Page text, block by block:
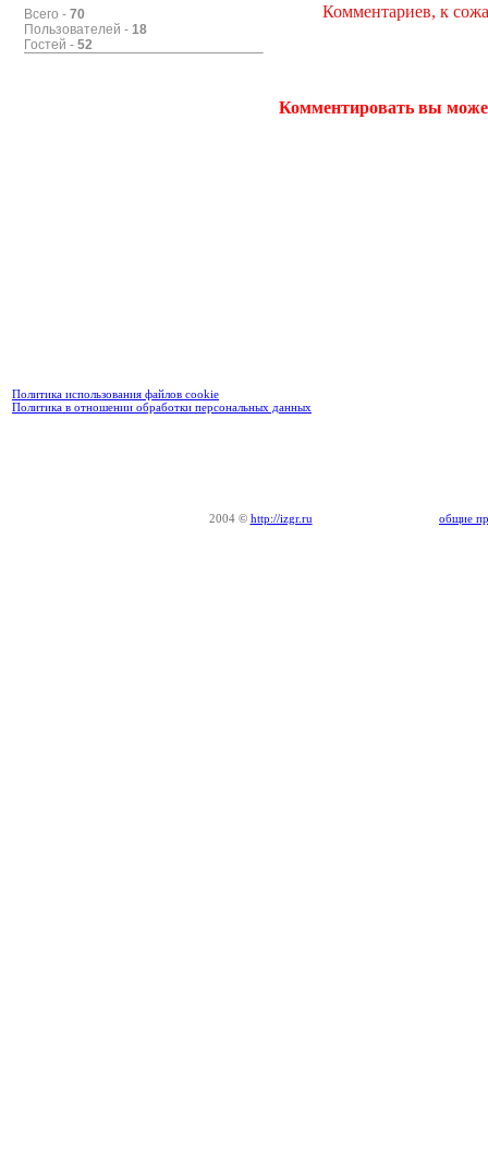
Всего - 70
Пользователей - 18
Гостей - 52
Комментариев, к
Комментировать вы
Политика использования файлов cookie
Политика в отношении обработки персональных данных
2004 © http://izgr.ru общие